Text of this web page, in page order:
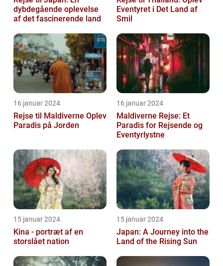
dybdegående oplevelse
af det fascinerende land
Eventyret i Det Land af
Smil
16 januar 2024
Rejse til Maldiverne Oplev
Paradis på Jorden
16 januar 2024
Maldiverne Rejse: Et
Paradis for Rejsende og
Eventyrlystne
15 januar 2024
Kina - portræt af en
storslået nation
15 januar 2024
Japan: A Journey into the
Land of the Rising Sun